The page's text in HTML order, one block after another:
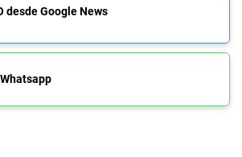
desde Google News